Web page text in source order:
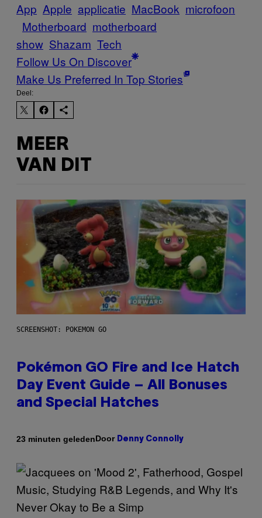
App Apple applicatie MacBook microfoon
Motherboard motherboard
show Shazam Tech
Follow Us On Discover
Make Us Preferred In Top Stories
Deel:
MEER
VAN DIT
SCREENSHOT: POKEMON GO
Pokémon GO Fire and Ice Hatch
Day Event Guide – All Bonuses
and Special Hatches
23 minuten geledenDoor Denny Connolly